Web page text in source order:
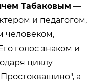
Табаковым —
и педагогом,
человеком,
голос знаком и
циклу
а